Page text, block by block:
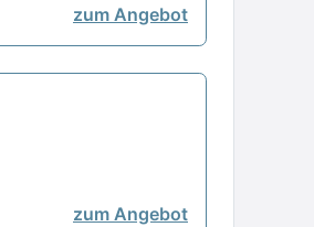
zum Angebot
zum Angebot